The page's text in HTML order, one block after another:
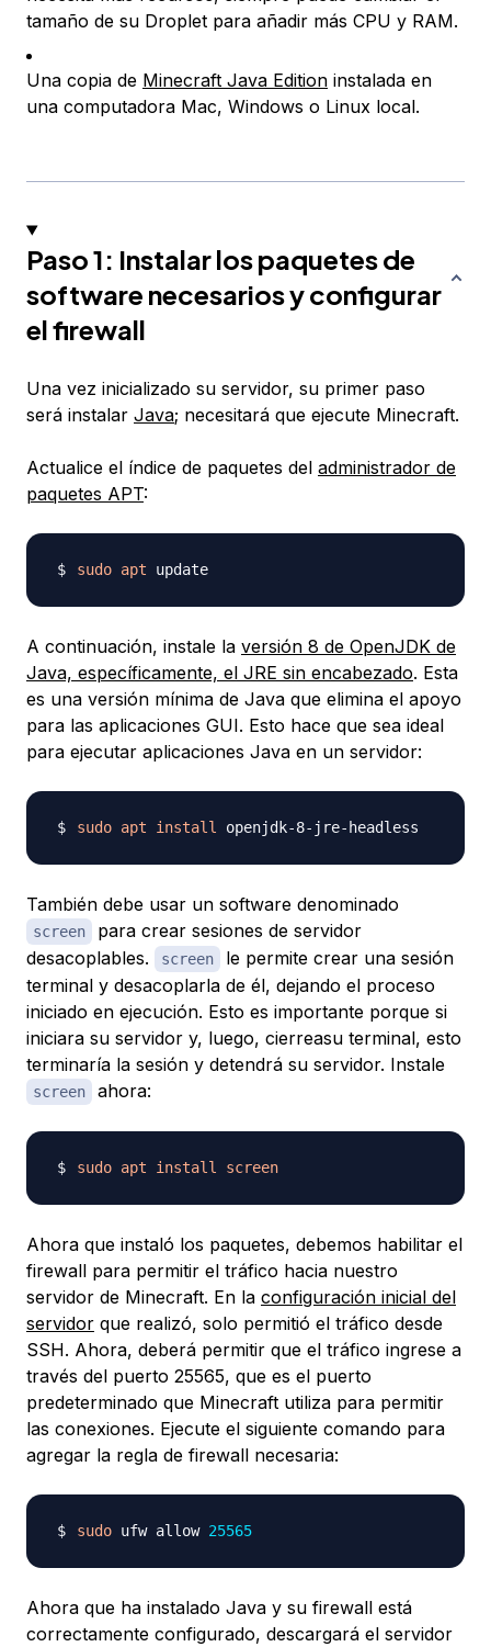
tamaño de su Droplet para añadir más CPU y RAM.
Una copia de Minecraft Java Edition instalada en
una computadora Mac, Windows o Linux local.
Paso 1: Instalar los paquetes de
software necesarios y configurar
el firewall
Una vez inicializado su servidor, su primer paso
será instalar Java; necesitará que ejecute Minecraft.
Actualice el índice de paquetes del administrador de
paquetes APT:
sudo apt
A continuación, instale la versión 8 de OpenJDK de
Java, específicamente, el JRE sin encabezado. Esta
es una versión mínima de Java que elimina el apoyo
para las aplicaciones GUI. Esto hace que sea ideal
para ejecutar aplicaciones Java en un servidor:
sudo apt install
También debe usar un software denominado
screen
para crear sesiones de servidor
desacoplables.
screen
le permite crear una sesión
terminal y desacoplarla de él, dejando el proceso
iniciado en ejecución. Esto es importante porque si
iniciara su servidor y, luego, cierreasu terminal, esto
terminaría la sesión y detendrá su servidor. Instale
screen ahora:
sudo apt install screen
Ahora que instaló los paquetes, debemos habilitar el
firewall para permitir el tráfico hacia nuestro
servidor de Minecraft. En la configuración inicial del
servidor que realizó, solo permitió el tráfico desde
SSH. Ahora, deberá permitir que el tráfico ingrese a
través del puerto 25565, que es el puerto
predeterminado que Minecraft utiliza para permitir
las conexiones. Ejecute el siguiente comando para
agregar la regla de firewall necesaria:
sudo ufw allow 25565
Ahora que ha instalado Java y su firewall está
correctamente configurado, descargará el servidor